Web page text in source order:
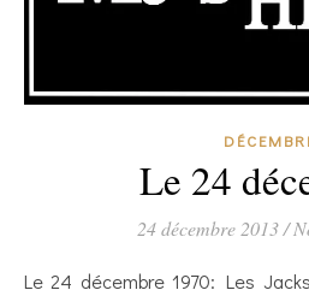
Le 24
24 décembre 2013 /
Le 24 décembre 1970: Les Jackson 5 font la une de Jet